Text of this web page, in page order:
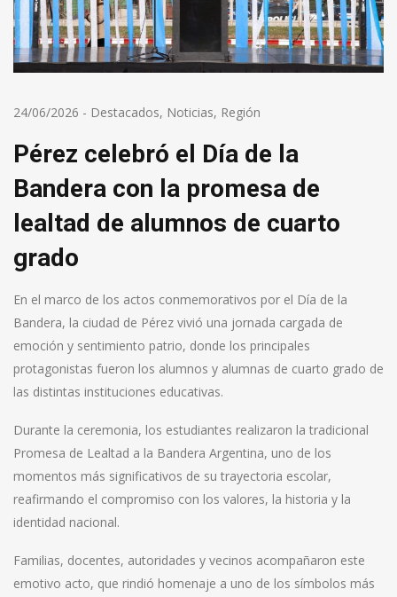
24/06/2026 - Destacados, Noticias, Región
Pérez celebró el Día de la
Bandera con la promesa de
lealtad de alumnos de cuarto
grado
En el marco de los actos conmemorativos por el Día de la
Bandera, la ciudad de Pérez vivió una jornada cargada de
emoción y sentimiento patrio, donde los principales
protagonistas fueron los alumnos y alumnas de cuarto grado de
las distintas instituciones educativas.
Durante la ceremonia, los estudiantes realizaron la tradicional
Promesa de Lealtad a la Bandera Argentina, uno de los
momentos más significativos de su trayectoria escolar,
reafirmando el compromiso con los valores, la historia y la
identidad nacional.
Familias, docentes, autoridades y vecinos acompañaron este
emotivo acto, que rindió homenaje a uno de los símbolos más